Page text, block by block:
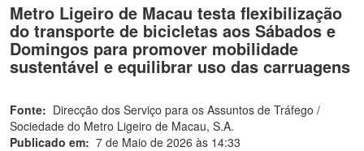
Metro Ligeiro de Macau testa flexibilização
do transporte de bicicletas aos Sábados e
Domingos para promover mobilidade
sustentável e equilibrar uso das carruagens
Fonte: Direcção dos Serviço para os Assuntos de Tráfego /
Sociedade do Metro Ligeiro de Macau, S.A.
Publicado em: 7 de Maio de 2026 às 14:33